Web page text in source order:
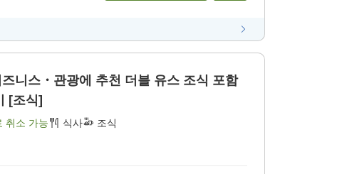
에 추천 더블 유스 조식 포함
[조식]
취소 가능 식사 조식